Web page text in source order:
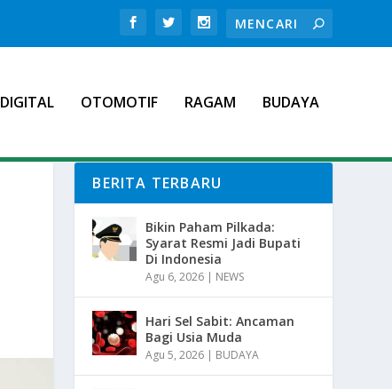
DIGITAL OTOMOTIF RAGAM BUDAYA
BERITA TERBARU
Bikin Paham Pilkada:
Syarat Resmi Jadi Bupati
Di Indonesia
Agu 6, 2026 | NEWS
Hari Sel Sabit: Ancaman
Bagi Usia Muda
Agu 5, 2026 | BUDAYA